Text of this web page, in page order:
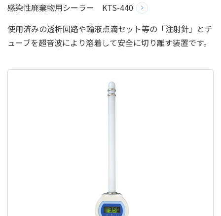
感染性廃棄物用シーラー KTS-440
使用済みの透析回路や輸液点滴セット等の「注射針」とチ
ューブを超音波により溶着して安全に切り離す装置です。